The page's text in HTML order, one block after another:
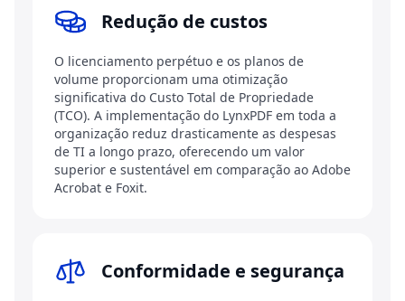
Redução de custos
O licenciamento perpétuo e os planos de
volume proporcionam uma otimização
significativa do Custo Total de Propriedade
(TCO). A implementação do LynxPDF em toda a
organização reduz drasticamente as despesas
de TI a longo prazo, oferecendo um valor
superior e sustentável em comparação ao Adobe
Acrobat e Foxit.
Conformidade e segurança